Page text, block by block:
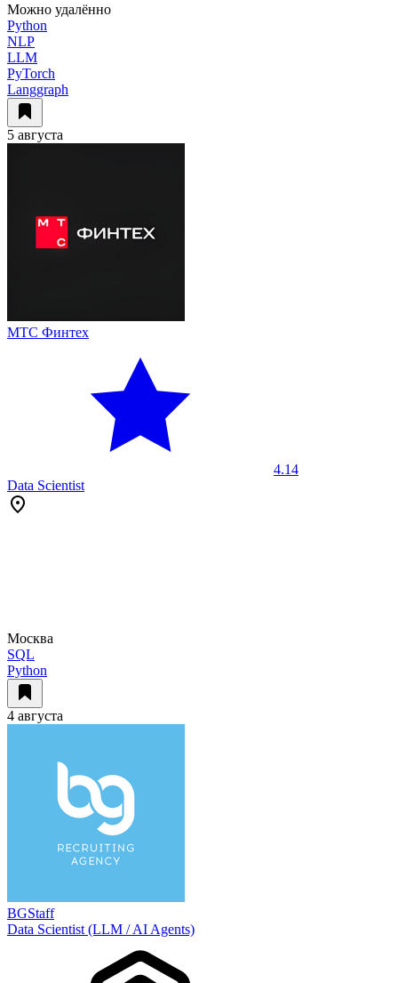
Можно удалённо
Python
NLP
LLM
PyTorch
Langgraph
5 августа
МТС Финтех
4.14
Data Scientist
Москва
SQL
Python
4 августа
BGStaff
Data Scientist (LLM / AI Agents)